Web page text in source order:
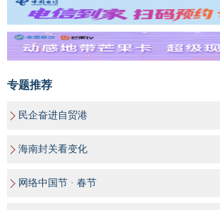
专题推荐
民企奋进自贸港
海南封关看变化
网络中国节 · 春节